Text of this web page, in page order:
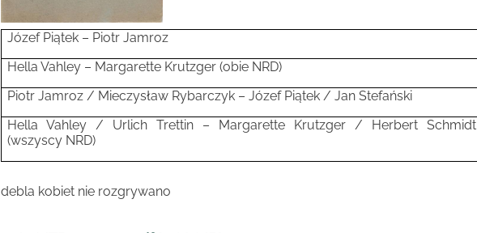
Józef Piątek – Piotr Jamroz
Hella Vahley – Margarette Krutzger (obie NRD)
Piotr Jamroz / Mieczysław Rybarczyk – Józef Piątek / Jan Stefański
Hella Vahley / Urlich Trettin – Margarette Krutzger / Herbert Schmidt
(wszyscy NRD)
debla kobiet nie rozgrywano